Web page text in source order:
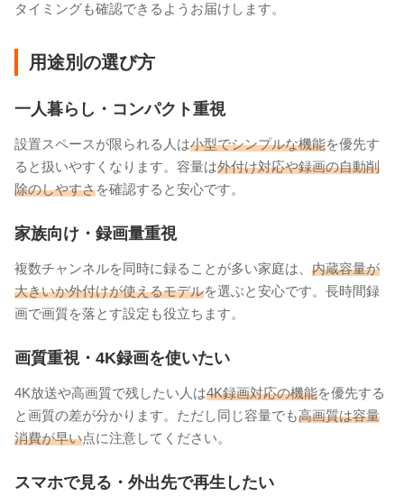
タイミングも確認できるようお届けします。
用途別の選び方
一人暮らし・コンパクト重視
設置スペースが限られる人は小型でシンプルな機能を優先す
ると扱いやすくなります。容量は外付け対応や録画の自動削
除のしやすさを確認すると安心です。
家族向け・録画量重視
複数チャンネルを同時に録ることが多い家庭は、 内蔵容量が
大きいか外付けが使えるモデルを選ぶと安心です。長時間録
画で画質を落とす設定も役立ちます。
画質重視・4K録画を使いたい
4K放送や高画質で残したい人は4K録画対応の機能を優先する
と画質の差が分かります。ただし同じ容量でも高画質は容量
消費が早い点に注意してください。
スマホで見る・外出先で再生したい